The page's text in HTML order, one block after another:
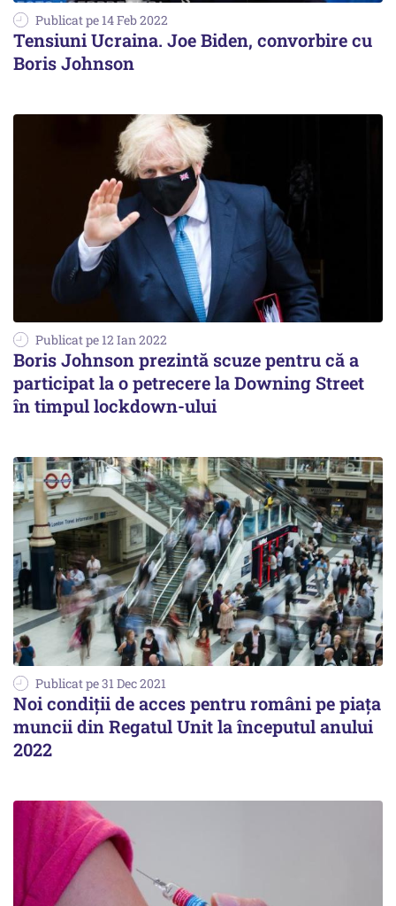
Publicat pe 14 Feb 2022
Tensiuni Ucraina. Joe Biden, convorbire cu
Boris Johnson
Publicat pe 12 Ian 2022
Boris Johnson prezintă scuze pentru că a
participat la o petrecere la Downing Street
în timpul lockdown-ului
Publicat pe 31 Dec 2021
Noi condiţii de acces pentru români pe piaţa
muncii din Regatul Unit la începutul anului
2022